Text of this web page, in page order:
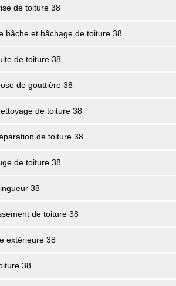
de toiture 38
bâche et bâchage de toiture 38
de toiture 38
de gouttière 38
de toiture 38
de toiture 38
de toiture 38
38
de toiture 38
extérieure 38
38